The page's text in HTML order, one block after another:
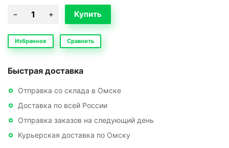
Избранное Сравнить
Быстрая доставка
Отправка со склада в Омске
Доставка по всей России
Отправка заказов на следующий день
Курьерская доставка по Омску